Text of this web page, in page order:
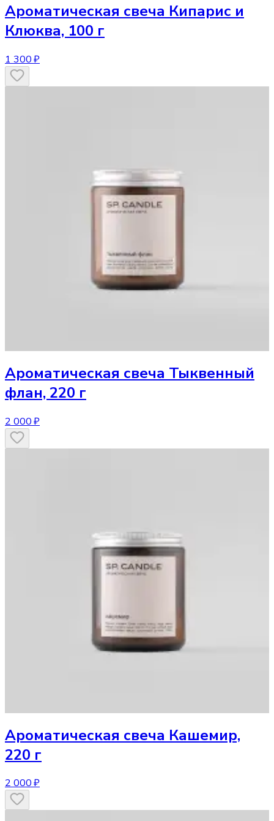
Ароматическая свеча Кипарис и
Клюква, 100 г
1 300 ₽
Ароматическая свеча Тыквенный
флан, 220 г
2 000 ₽
Ароматическая свеча Кашемир,
220 г
2 000 ₽